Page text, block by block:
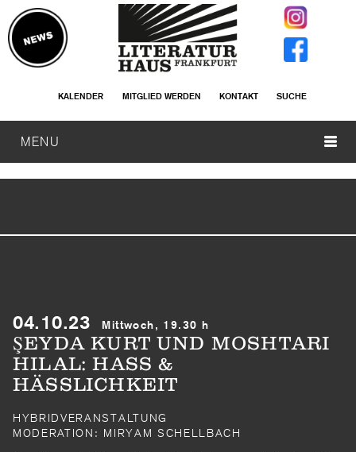
KALENDER MITGLIED WERDEN KONTAKT SUCHE
MENU
04.10.23 Mittwoch, 19.30 h
ŞEYDA KURT UND MOSHTARI
HILAL: HASS &
HÄSSLICHKEIT
HYBRIDVERANSTALTUNG
MODERATION: MIRYAM SCHELLBACH